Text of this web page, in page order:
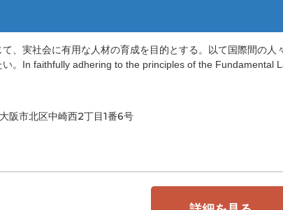
、実社会に有用な人材の育成を目的とする。以て国際間の人
。In faithfully adhering to the principles of the Fundamental
阪市北区中崎西2丁目1番6号